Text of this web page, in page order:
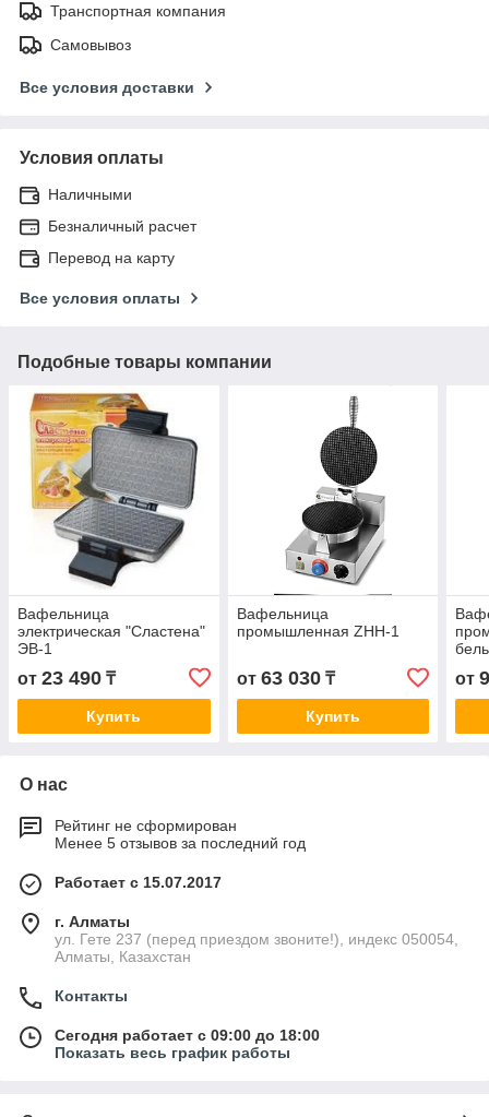
Транспортная компания
Самовывоз
Все условия доставки
Условия оплаты
Наличными
Безналичный расчет
Перевод на карту
Все условия оплаты
Подобные товары компании
Вафельница
электрическая "Сластена"
ЭВ-1
от 23 490 ₸
Купить
Вафельница
промышленная ZHН-1
от 63 030₸
Купить
от
О нас
Рейтинг не сформирован
Менее 5 отзывов за последний год
Работает с 15.07.2017
г. Алматы
ул. Гете 237 (перед приездом звоните!), индекс 050054,
Алматы, Казахстан
Контакты
Сегодня работает с 09:00 до 18:00
Показать весь график работы